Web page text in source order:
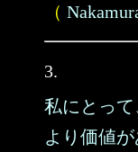
（
3.
私にとっ
より価値が